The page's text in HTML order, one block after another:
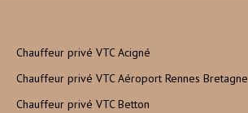
Chauffeur privé VTC Acigné
Chauffeur privé VTC Aéroport Rennes Bretagne
Chauffeur privé VTC Betton